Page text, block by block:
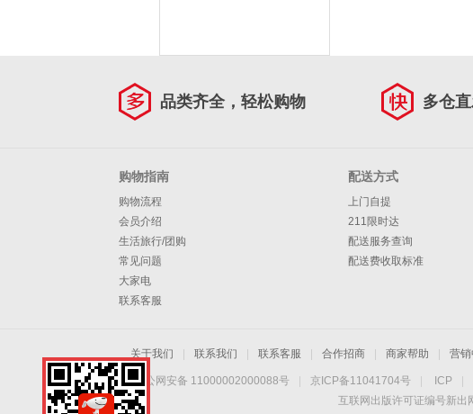
品类齐全，轻松购物 多仓
购物指南
购物流程
会员介绍
生活旅行/团购
常见问题
大家电
联系客服
配送方式
上门自提
211限时达
配送服务查询
配送费收取标准
关于我们 联系我们 联系客服 合作招商 商家帮助 营
京公网安备 11000002000088号 京ICP备11041704号 ICP
互联网出版许可证编号新出